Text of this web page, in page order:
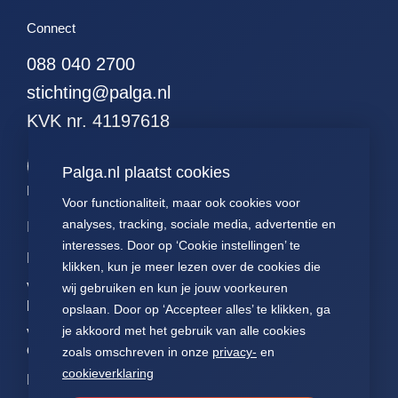
Palga.nl plaatst cookies
Voor functionaliteit, maar ook cookies voor
analyses, tracking, sociale media, advertentie en
interesses. Door op ‘Cookie instellingen’ te
klikken, kun je meer lezen over de cookies die
wij gebruiken en kun je jouw voorkeuren
opslaan. Door op ‘Accepteer alles’ te klikken, ga
je akkoord met het gebruik van alle cookies
zoals omschreven in onze privacy- en
cookieverklaring
maar met kleinere
55. alle resecties
(zonder curettages of
kleinere excisies)
56. alle wormen
58. alle
hormoonpreparaten
Connect
088 040 2700
stichting@palga.nl
KVK nr. 41197618
Palga links
Impact
Data
Voor
pathologen
Voor
onderzoekers
NEN7510
Contact
Over ons
FAQ
Nieuws
Presentaties
Voor patiënten
Jaarverslagen
Statuten Palga